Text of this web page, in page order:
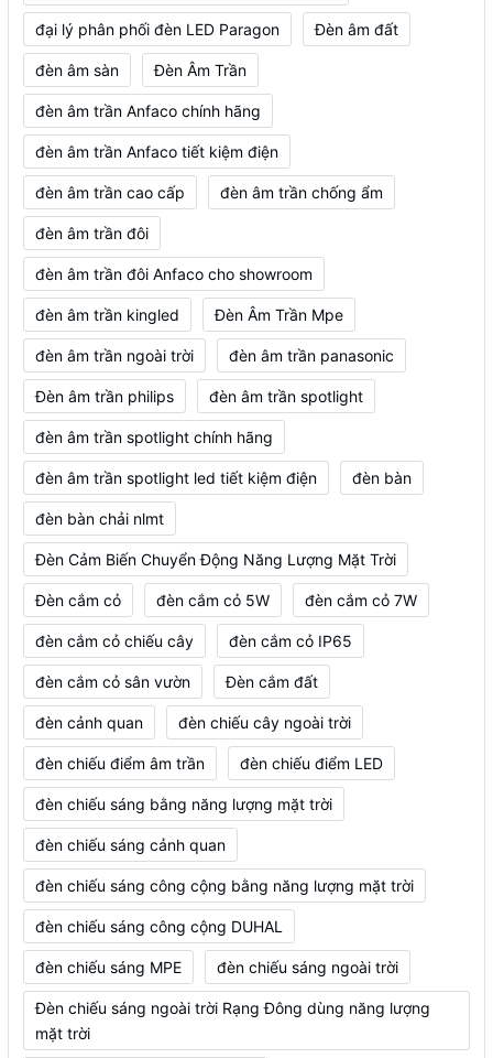
đại lý phân phối đèn LED Paragon Đèn âm đất
đèn âm sàn Đèn Âm Trần
đèn âm trần Anfaco chính hãng
đèn âm trần Anfaco tiết kiệm điện
đèn âm trần cao cấp đèn âm trần chống ẩm
đèn âm trần đôi
đèn âm trần đôi Anfaco cho showroom
đèn âm trần kingled Đèn Âm Trần Mpe
đèn âm trần ngoài trời đèn âm trần panasonic
Đèn âm trần philips đèn âm trần spotlight
đèn âm trần spotlight chính hãng
đèn âm trần spotlight led tiết kiệm điện đèn bàn
đèn bàn chải nlmt
Đèn Cảm Biến Chuyển Động Năng Lượng Mặt Trời
Đèn cắm cỏ đèn cắm cỏ 5W đèn cắm cỏ 7W
đèn cắm cỏ chiếu cây đèn cắm cỏ IP65
đèn cắm cỏ sân vườn Đèn cắm đất
đèn cảnh quan đèn chiếu cây ngoài trời
đèn chiếu điểm âm trần đèn chiếu điểm LED
đèn chiếu sáng bằng năng lượng mặt trời
đèn chiếu sáng cảnh quan
đèn chiếu sáng công cộng bằng năng lượng mặt trời
đèn chiếu sáng công cộng DUHAL
đèn chiếu sáng MPE đèn chiếu sáng ngoài trời
Đèn chiếu sáng ngoài trời Rạng Đông dùng năng lượng
mặt trời